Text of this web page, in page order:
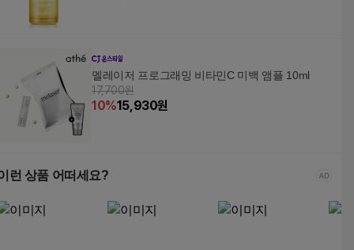
멜레이저 프로그래밍 비타민C 미백 앰플 10ml
17,700원
10%15,930원
런 상품 어떠세요?